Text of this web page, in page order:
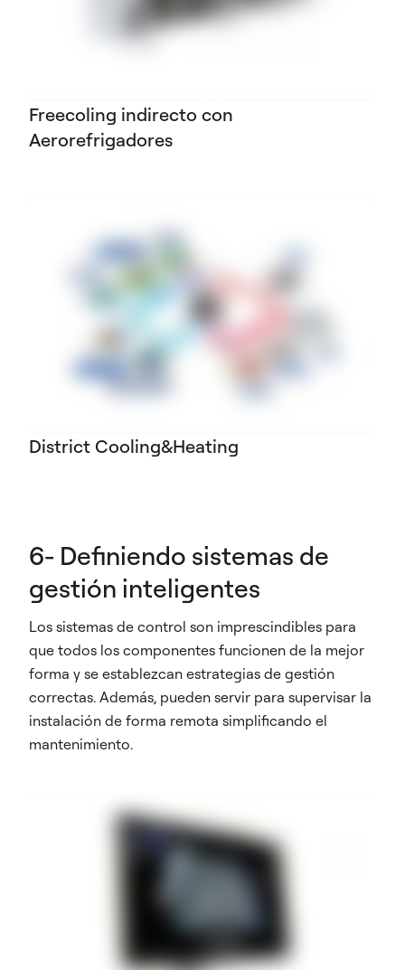
Freecoling indirecto con
Aerorefrigadores
District Cooling&Heating
6- Definiendo sistemas de
gestión inteligentes
Los sistemas de control son imprescindibles para
que todos los componentes funcionen de la mejor
forma y se establezcan estrategias de gestión
correctas. Además, pueden servir para supervisar la
instalación de forma remota simplificando el
mantenimiento.